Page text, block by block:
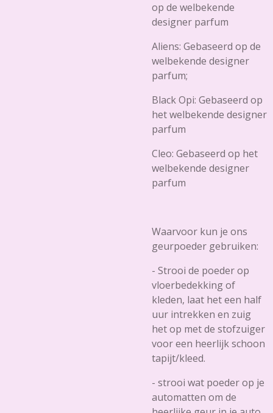
op de welbekende
designer parfum
Aliens: Gebaseerd op de
welbekende designer
parfum;
Black Opi: Gebaseerd op
het welbekende designer
parfum
Cleo: Gebaseerd op het
welbekende designer
parfum
Waarvoor kun je ons
geurpoeder gebruiken:
- Strooi de poeder op
vloerbedekking of
kleden, laat het een half
uur intrekken en zuig
het op met de stofzuiger
voor een heerlijk schoon
tapijt/kleed.
- strooi wat poeder op je
automatten om de